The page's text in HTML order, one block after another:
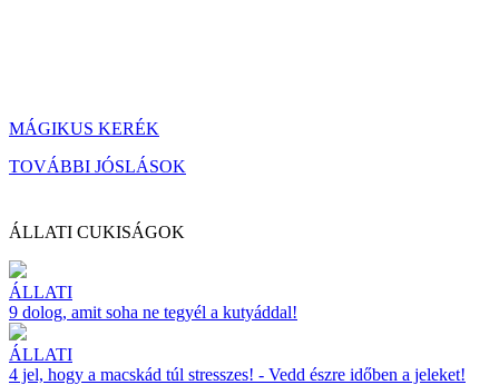
MÁGIKUS KERÉK
TOVÁBBI JÓSLÁSOK
ÁLLATI CUKISÁGOK
ÁLLATI
9 dolog, amit soha ne tegyél a kutyáddal!
ÁLLATI
4 jel, hogy a macskád túl stresszes! - Vedd észre időben a jeleket!